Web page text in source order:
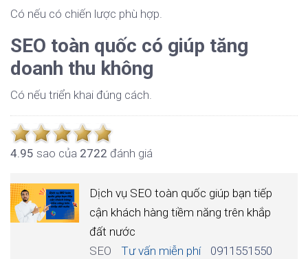
Có nếu có chiến lược phù hợp.
SEO toàn quốc có giúp tăng
doanh thu không
Có nếu triển khai đúng cách.
4.95 sao của 2722 đánh giá
Dịch vụ SEO toàn quốc giúp bạn tiếp
cận khách hàng tiềm năng trên khắp
đất nước
SEO
Tư vấn miễn phí
0911551550